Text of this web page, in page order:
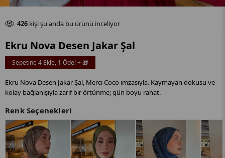
Son 24 saat içinde48adet satıldı
426 kişi şu anda bu ürünü inceliyor
Ekru Nova Desen Jakar Şal
Sepetine 4 Ekle, 1 Öde! + 🎁
Ekru Nova Desen Jakar Şal, Merci Coco imzasıyla. Kaymayan dokusu ve
kolay bağlanışıyla zarif bir örtünme; gün boyu rahat.
Renk Seçenekleri